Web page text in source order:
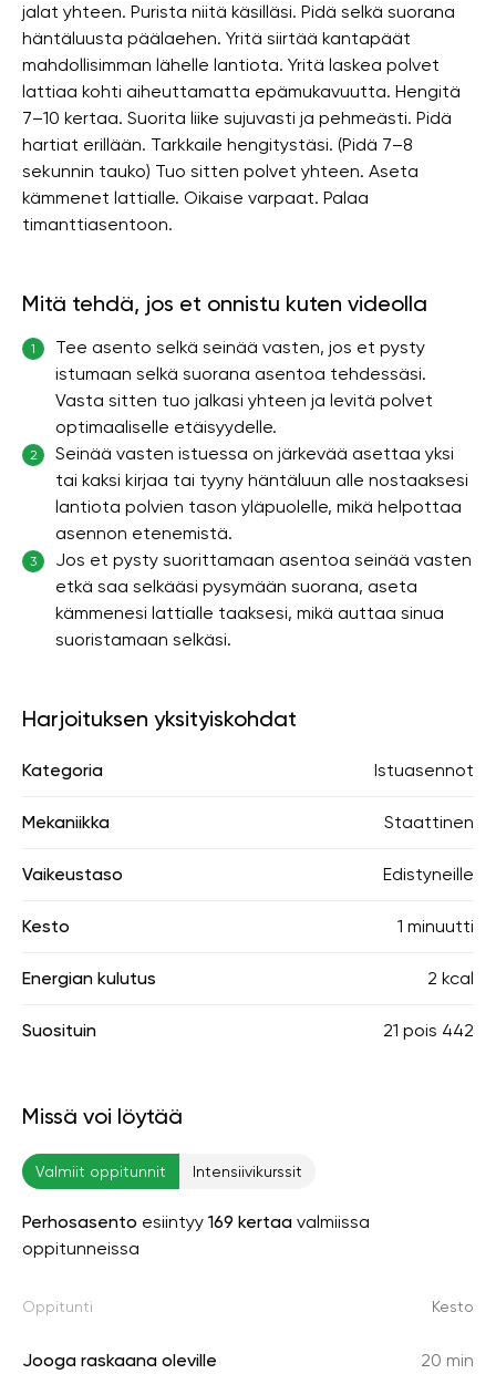
jalat yhteen. Purista niitä käsilläsi. Pidä selkä suorana
häntäluusta päälaehen. Yritä siirtää kantapäät
mahdollisimman lähelle lantiota. Yritä laskea polvet
lattiaa kohti aiheuttamatta epämukavuutta. Hengitä
7–10 kertaa. Suorita liike sujuvasti ja pehmeästi. Pidä
hartiat erillään. Tarkkaile hengitystäsi. (Pidä 7–8
sekunnin tauko) Tuo sitten polvet yhteen. Aseta
kämmenet lattialle. Oikaise varpaat. Palaa
timanttiasentoon.
Mitä tehdä, jos et onnistu kuten videolla
1
Tee asento selkä seinää vasten, jos et pysty
istumaan selkä suorana asentoa tehdessäsi.
Vasta sitten tuo jalkasi yhteen ja levitä polvet
optimaaliselle etäisyydelle.
2
Seinää vasten istuessa on järkevää asettaa yksi
tai kaksi kirjaa tai tyyny häntäluun alle nostaaksesi
lantiota polvien tason yläpuolelle, mikä helpottaa
asennon etenemistä.
3
Jos et pysty suorittamaan asentoa seinää vasten
etkä saa selkääsi pysymään suorana, aseta
kämmenesi lattialle taaksesi, mikä auttaa sinua
suoristamaan selkäsi.
Harjoituksen yksityiskohdat
Kategoria Istuasennot
Mekaniikka Staattinen
Vaikeustaso Edistyneille
Kesto 1 minuutti
Energian kulutus 2 kcal
Suosituin 21 pois 442
Missä voi löytää
Valmiit oppitunnit Intensiivikurssit
Perhosasento esiintyy 169 kertaa valmiissa
oppitunneissa
Oppitunti Kesto
Jooga raskaana oleville 20 min